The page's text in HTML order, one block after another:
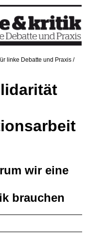
linke Debatte und Praxis /
wir eine
brauchen